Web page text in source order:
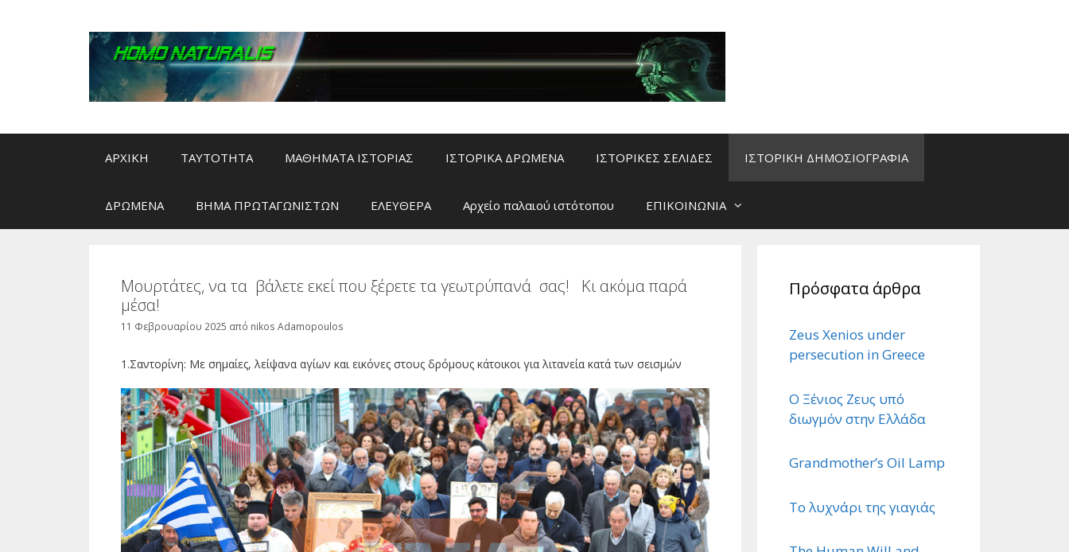
ΑΡΧΙΚΗ ΤΑΥΤΟΤΗΤΑ ΜΑΘΗΜΑΤΑ ΙΣΤΟΡΙΑΣ ΙΣΤΟΡΙΚΑ ΔΡΩΜΕΝΑ ΙΣΤΟΡΙΚΕΣ ΣΕΛΙΔΕΣ ΙΣΤΟΡΙΚΗ ΔΗΜΟΣΙΟΓΡΑΦΙΑ
ΔΡΩΜΕΝΑ ΒΗΜΑ ΠΡΩΤΑΓΩΝΙΣΤΩΝ ΕΛΕΥΘΕΡΑ Αρχείο παλαιού ιστότοπου ΕΠΙΚΟΙΝΩΝΙΑ
Μουρτάτες, να τα βάλετε εκεί που ξέρετε τα γεωτρύπανά σας! Κι ακόμα παρά
μέσα!
11 Φεβρουαρίου 2025 από nikos Adamopoulos
1.Σαντορίνη: Με σημαίες, λείψανα αγίων και εικόνες στους δρόμους κάτοικοι για λιτανεία κατά των σεισμών
Πρόσφατα άρθρα
Zeus Xenios under
persecution in Greece
Ο Ξένιος Ζευς υπό
διωγμόν στην Ελλάδα
Grandmother’s Oil Lamp
Το λυχνάρι της γιαγιάς